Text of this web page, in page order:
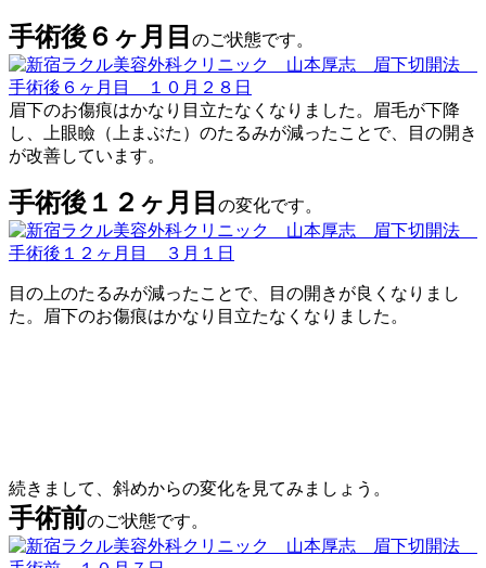
手術後６ヶ月目 のご状態です。
眉下のお傷痕はかなり目立たなくなりました。眉毛が下降
し、上眼瞼（上まぶた）のたるみが減ったことで、目の開き
が改善しています。
手術後１２ヶ月目 の変化です。
目の上のたるみが減ったことで、目の開きが良くなりまし
た。眉下のお傷痕はかなり目立たなくなりました。
続きまして、斜めからの変化を見てみましょう。
手術前のご状態です。